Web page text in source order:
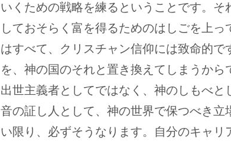
いくための戦略を練るということです。そ
しておそらく富を得るためのはしごを上っ
はすべて、クリスチャン信仰には致命的で
を、神の国のそれと置き換えてしまうから
出世主義者としてではなく、神のしもべと
音の証し人として、神の世界で保つべき立
い限り、必ずそうなります。自分のキャリ